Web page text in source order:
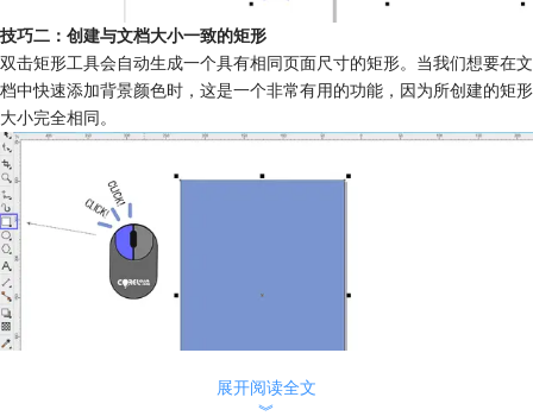
技巧二：创建与文档大小一致的矩形
双击矩形工具会自动生成一个具有相同页面尺寸的矩形。当我们想要在文
档中快速添加背景颜色时，这是一个非常有用的功能，因为所创建的矩形
大小完全相同。
展开阅读全文
︾